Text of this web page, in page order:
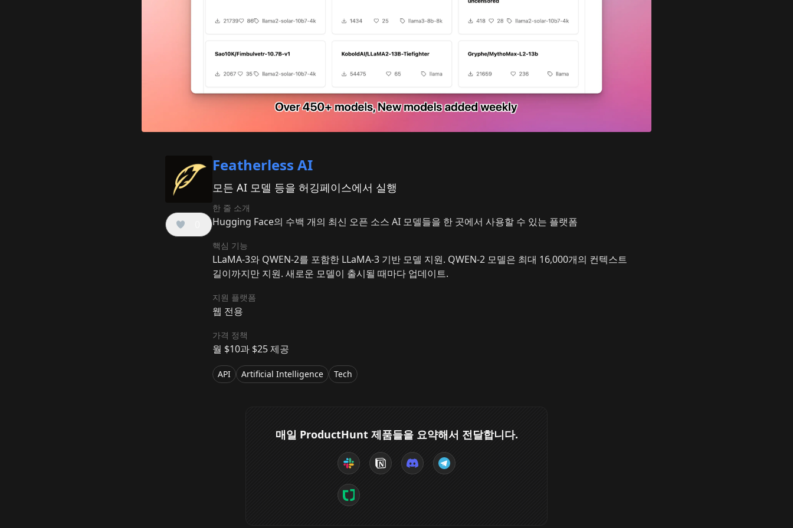
Featherless AI
모든 AI 모델 등을 허깅페이스에서 실행
한 줄 소개
Hugging Face의 수백 개의 최신 오픈 소스 AI 모델들을 한 곳에서 사용할 수 있는 플랫폼
핵심 기능
LLaMA-3와 QWEN-2를 포함한 LLaMA-3 기반 모델 지원. QWEN-2 모델은 최대 16,000개의 컨텍스트
길이까지만 지원. 새로운 모델이 출시될 때마다 업데이트.
지원 플랫폼
웹 전용
가격 정책
월 $10과 $25 제공
API Artificial Intelligence Tech
매일 ProductHunt 제품들을 요약해서 전달합니다.